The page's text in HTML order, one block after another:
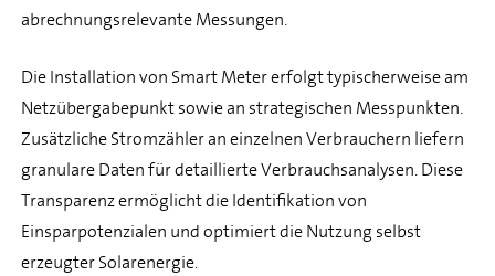
abrechnungsrelevante Messungen.
Die Installation von Smart Meter erfolgt typischerweise am
Netzübergabepunkt sowie an strategischen Messpunkten.
Zusätzliche Stromzähler an einzelnen Verbrauchern liefern
granulare Daten für detaillierte Verbrauchsanalysen. Diese
Transparenz ermöglicht die Identifikation von
Einsparpotenzialen und optimiert die Nutzung selbst
erzeugter Solarenergie.